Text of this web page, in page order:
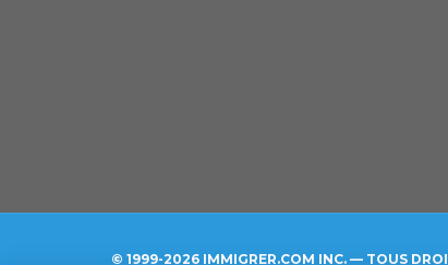
© 1999-2026 IMMIGRER.COM INC. — TOUS